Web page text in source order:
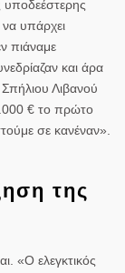
να υπάρχει
πιάναμε
και άρα
Λιβανού
€ το πρώτο
σε κανέναν».
της
«Ο ελεγκτικός